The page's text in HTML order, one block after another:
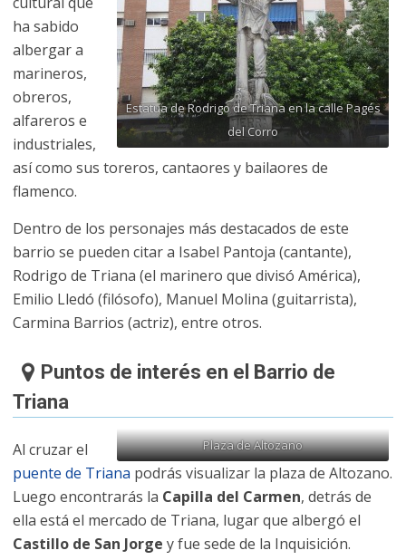
Estatua de Rodrigo de Triana en la calle Pagés
del Corro
ha sabido
albergar a
marineros,
obreros,
alfareros e
industriales,
así como sus toreros, cantaores y bailaores de
flamenco.
Dentro de los personajes más destacados de este
barrio se pueden citar a Isabel Pantoja (cantante),
Rodrigo de Triana (el marinero que divisó América),
Emilio Lledó (filósofo), Manuel Molina (guitarrista),
Carmina Barrios (actriz), entre otros.
Puntos de interés en el Barrio de
Triana
Plaza de Altozano
Al cruzar el
puente de Triana podrás visualizar la plaza de Altozano.
Luego encontrarás la Capilla del Carmen, detrás de
ella está el mercado de Triana, lugar que albergó el
Castillo de San Jorge y fue sede de la Inquisición.